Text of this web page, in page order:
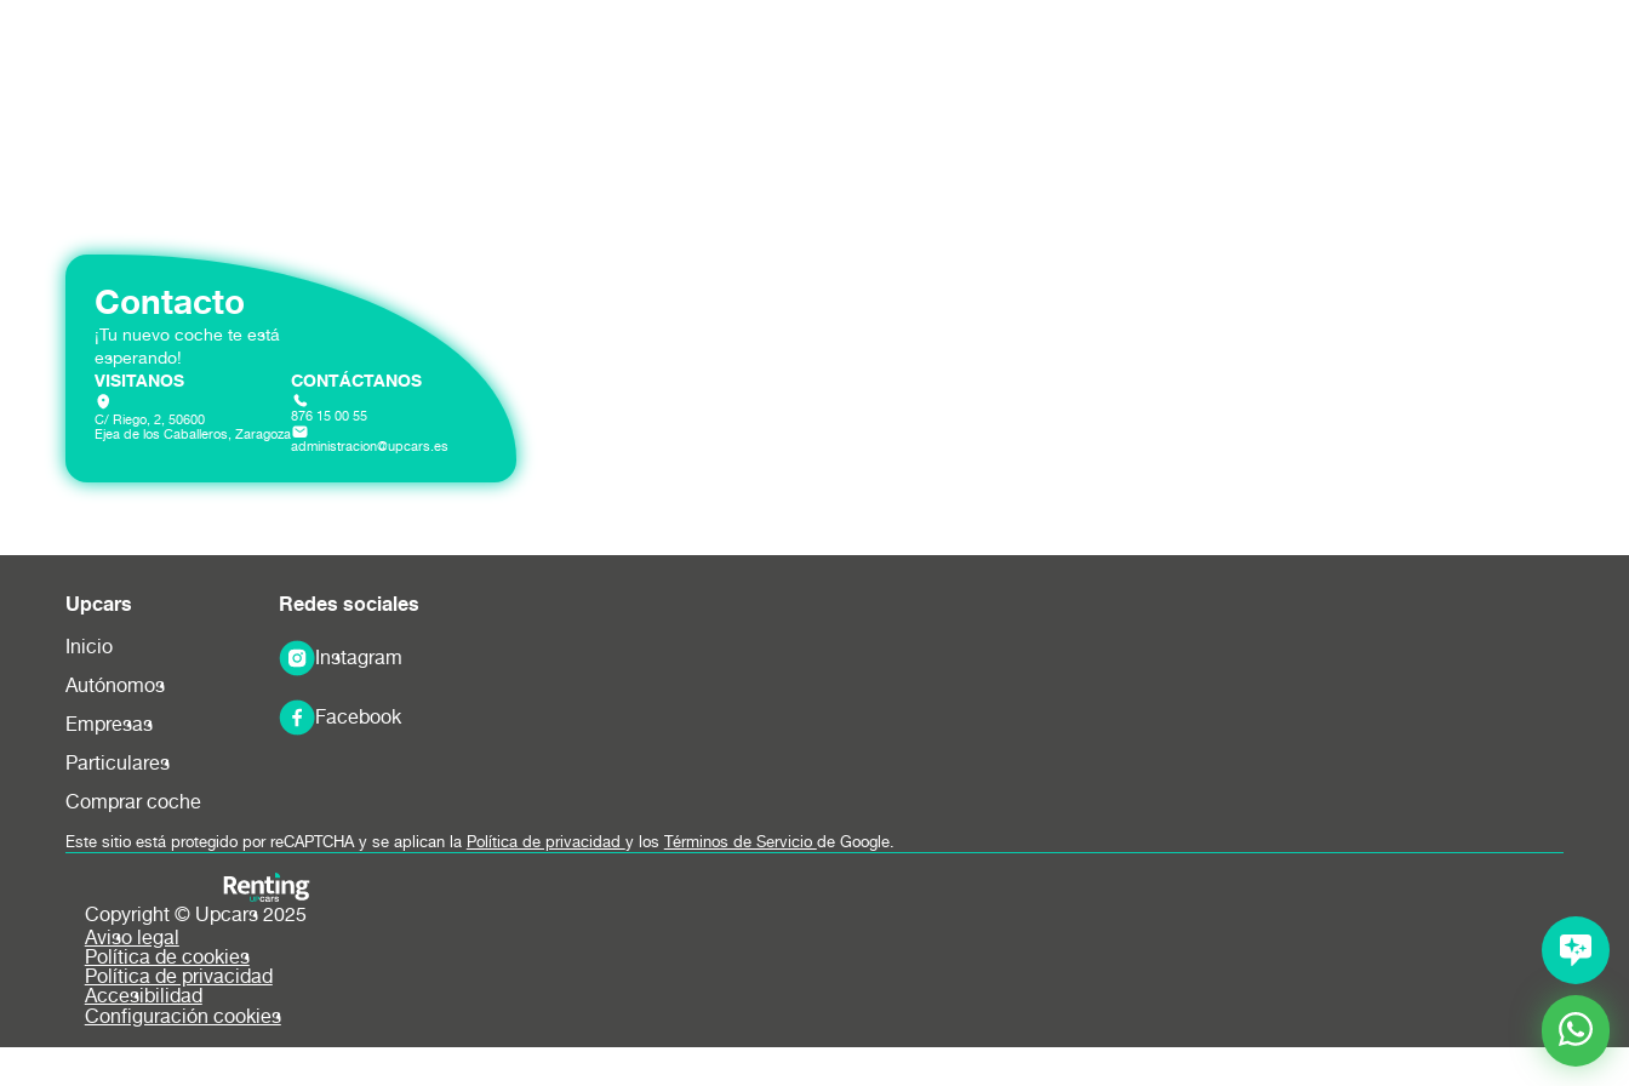
Contacto
¡Tu nuevo coche te está
esperando!
VISITANOS
C/ Riego, 2, 50600
Ejea de los Caballeros, Zaragoza
CONTÁCTANOS
876 15 00 55
administracion@upcars.es
Upcars
Inicio
Autónomos
Empresas
Particulares
Comprar coche
Redes sociales
Instagram
Facebook
Este sitio está protegido por reCAPTCHA y se aplican la Política de privacidad y los Términos de Servicio de Google.
Copyright © Upcars 2025
Aviso legal
Política de cookies
Política de privacidad
Accesibilidad
Configuración cookies